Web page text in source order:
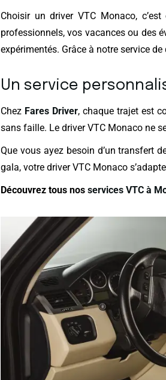
Choisir un driver VTC Monaco,
professionnels, vos vacances ou des
expérimentés. Grâce à notre service
Un service
Chez Fares Driver, chaque trajet est
sans faille. Le driver VTC Monaco ne
Que vous ayez besoin d’un transfert
gala, votre driver VTC Monaco
Découvrez tous nos services VTC à